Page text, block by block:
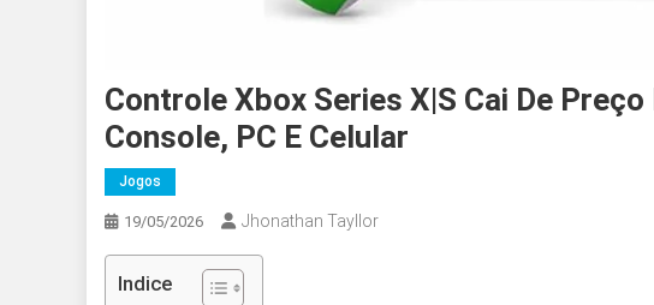
Controle Xbox Series X|S Cai De
Console, PC E Celular
Jogos
19/05/2026 Jhonathan Tayllor
Indice